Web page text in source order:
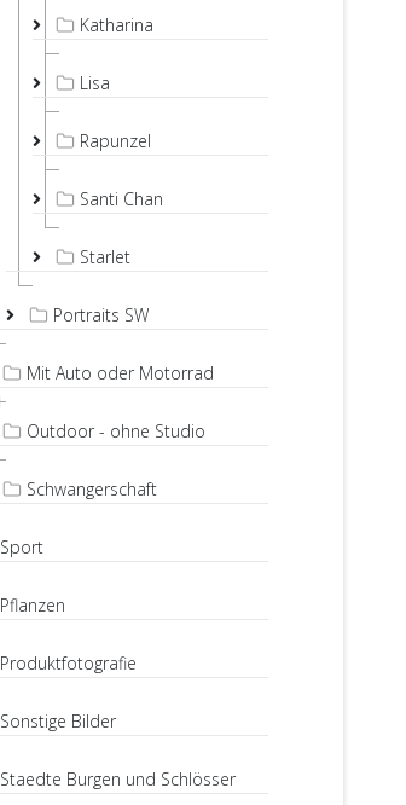
Katharina
Lisa
Rapunzel
Santi Chan
Starlet
Portraits SW
Mit Auto oder Motorrad
Outdoor - ohne Studio
Schwangerschaft
Sport
Pflanzen
Produktfotografie
Sonstige Bilder
Staedte Burgen und Schlösser